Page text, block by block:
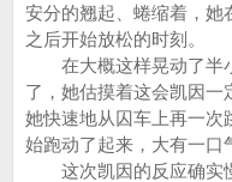
安分的翘起、蜷缩着，她
之后开始放松的时刻。
在大概这样晃动了半
了，她估摸着这会凯因一
她快速地从囚车上再一次
始跑动了起来，大有一口
这次凯因的反应确实